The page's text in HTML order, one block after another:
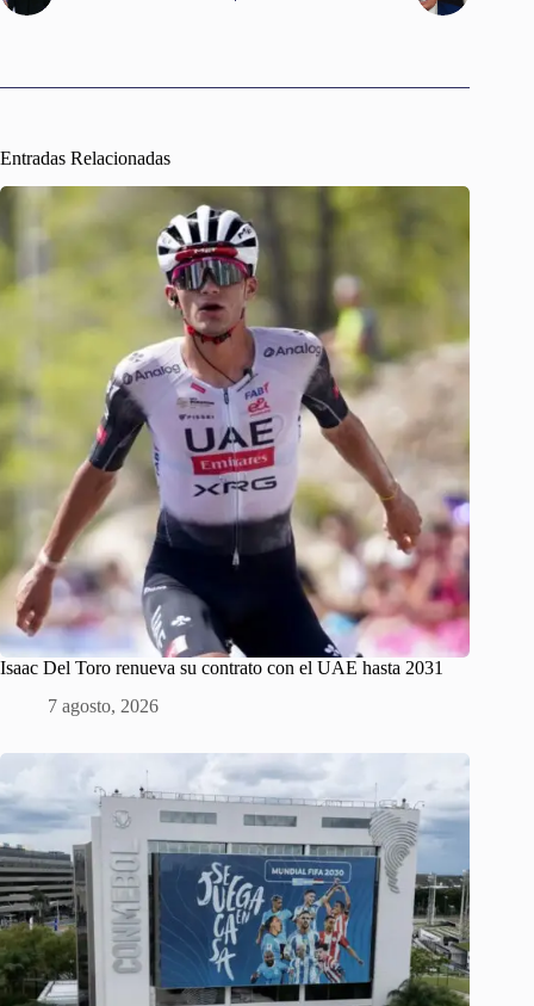
Entradas Relacionadas
Isaac Del Toro renueva su contrato con el UAE hasta 2031
7 agosto, 2026